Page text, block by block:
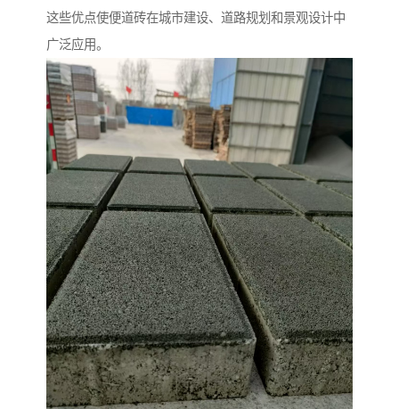
这些优点使便道砖在城市建设、道路规划和景观设计中
广泛应用。